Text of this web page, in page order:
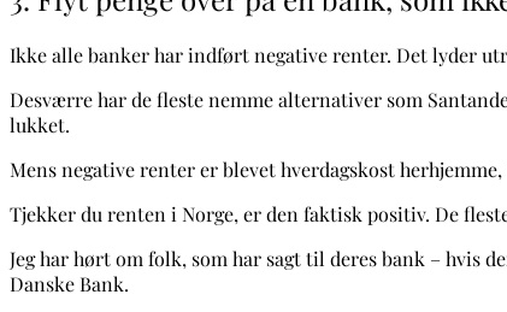
Ikke alle banker har indført negative renter. Det lyder
Desværre har de fleste nemme alternativer som
lukket.
Mens negative renter er blevet hverdagskost
Tjekker du renten i Norge, er den faktisk positiv. De
Jeg har hørt om folk, som har sagt til deres bank – hvis
Danske Bank.